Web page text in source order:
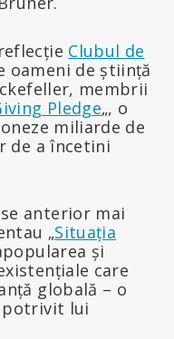
Clubul de
oameni de știință
membrii
Pledge„, o
miliarde de
de a încetini
anterior mai
„Situația
și
care
globală – o
potrivit lui